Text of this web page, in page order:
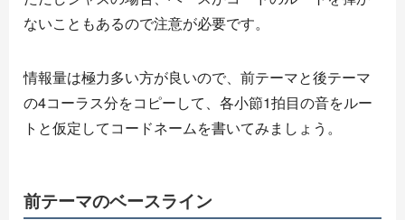
ないこともあるので注意が必要です。
情報量は極力多い方が良いので、前テーマと後テーマ
の4コーラス分をコピーして、各小節1拍目の音をルー
トと仮定してコードネームを書いてみましょう。
前テーマのベースライン